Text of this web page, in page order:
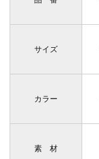
サイズ
カラー
素 材